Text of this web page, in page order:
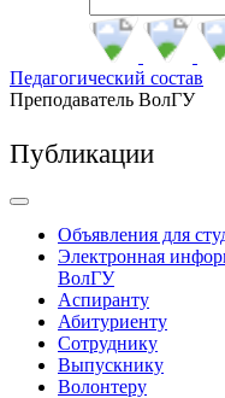
Педагогический состав
Преподаватель ВолГУ
Публикации
Объявления для
Электронная
ВолГУ
Аспиранту
Абитуриенту
Сотруднику
Выпускнику
Волонтеру